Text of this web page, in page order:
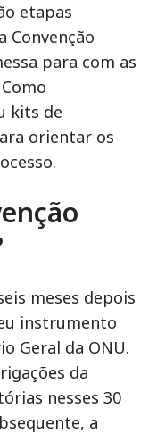
etapas
Convenção
para com as
kits de
orientar os
meses depois
instrumento
Geral da ONU.
da
nesses 30
a